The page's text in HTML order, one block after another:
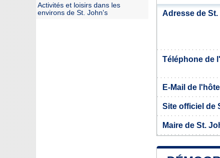
Adresse de
Téléphone de
E-Mail de
Site officiel de
Maire de St.
Activités et loisirs dans les
environs de St. John's